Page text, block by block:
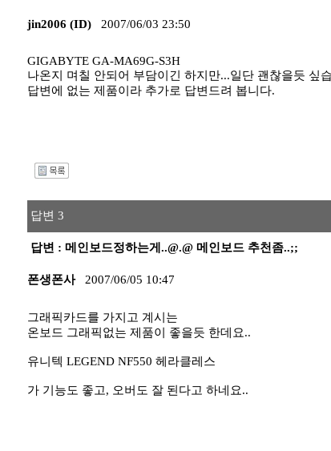
jin2006 (ID) 2007/06/03 23:50
GIGABYTE GA-MA69G-S3H
나온지 며칠 안되어 부담이긴 하지만...일단 괜찮을듯 싶
답변에 없는 제품이라 추가로 답변드려 봅니다.
답변 3
답변 : 메인보드정하는게..@.@ 메인보드 추천좀..;;
폰생폰사 2007/06/05 10:47
그래픽카드를 가지고 계시는
온보드 그래픽없는 제품이 좋을듯 한데요..
유니텍 LEGEND NF550 헤라클레스
가 기능도 좋고, 오버도 잘 된다고 하네요..